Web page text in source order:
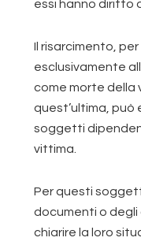
essi hanno diritto
Il risarcimento,
esclusivamente
come morte della
quest’ultima, può
soggetti
vittima.
Per questi
documenti o
chiarire la loro